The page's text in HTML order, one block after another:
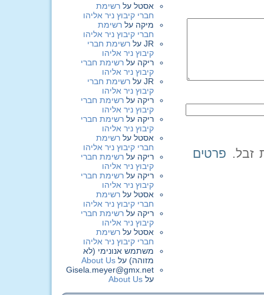
פרטים
אסטל על רשימת
חברי קיבוץ ניר אליהו
מיקה על רשימת
חברי קיבוץ ניר אליהו
JR על רשימת חברי
קיבוץ ניר אליהו
ריקה על רשימת חברי
קיבוץ ניר אליהו
JR על רשימת חברי
קיבוץ ניר אליהו
ריקה על רשימת חברי
קיבוץ ניר אליהו
ריקה על רשימת חברי
קיבוץ ניר אליהו
אסטל על רשימת
חברי קיבוץ ניר אליהו
ריקה על רשימת חברי
קיבוץ ניר אליהו
ריקה על רשימת חברי
קיבוץ ניר אליהו
אסטל על רשימת
חברי קיבוץ ניר אליהו
ריקה על רשימת חברי
קיבוץ ניר אליהו
אסטל על רשימת
חברי קיבוץ ניר אליהו
משתמש אנונימי (לא
מזוהה) על About Us
Gisela.meyer@gmx.net
על About Us